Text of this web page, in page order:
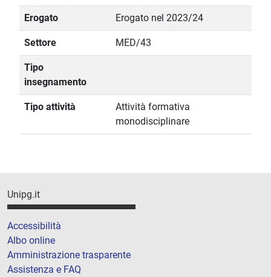
Erogato Erogato nel 2023/24
Settore MED/43
Tipo
insegnamento
Tipo attività
Attività formativa
monodisciplinare
Unipg.it
Accessibilità
Albo online
Amministrazione trasparente
Assistenza e FAQ